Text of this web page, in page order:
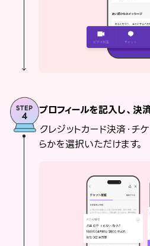
プロフィールを記入し、決
クレジットカード決済・チ
らかを選択いただけます。